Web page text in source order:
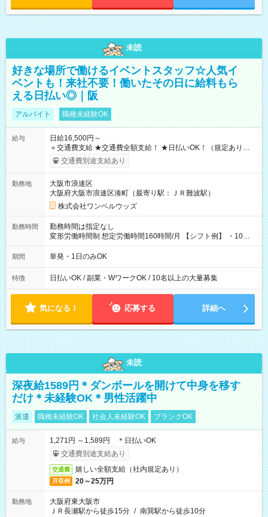
未読
好きな場所で働けるイベントスタッフ☆人気イ
ベントも！来社不要！働いたその日に給料もら
える日払い◎｜阪
アルバイト 職種未経験OK
給与
日給16,500円～
＋交通費支給 ★交通費全額支給！ ★日払いOK！（規定あり） ┗
働いたその日に現金GET♪ お仕事後はコンビニATMから 日払
交通費別途支給あり
勤務地
大阪市浪速区
大阪府大阪市浪速区湊町（最寄り駅：ＪＲ難波駅）
株式会社ワンベルウッズ
勤務時間
勤務時間は指定なし
変形労働時間制 想定労働時間160時間/月 【シフト例】 ・10：
00～20：00
期間 単発・1日のみOK
特徴 日払いOK / 副業・WワークOK / 10名以上の大量募集
気になる！ 応募する 詳細へ
未読
深夜給1589円＊ダンボールを開けて中身を移す
だけ＊未経験OK＊男性活躍中
派遣 職種未経験OK 社会人未経験OK ブランクOK
給与
1,271円 ～1,589円 ＊日払いOK
交通費別途支給あり
交通費 嬉しい全額支給（社内規定あり）
月収例 20～25万円
勤務地
大阪府東大阪市
ＪＲ長瀬駅から徒歩15分 / 南巽駅から徒歩10分